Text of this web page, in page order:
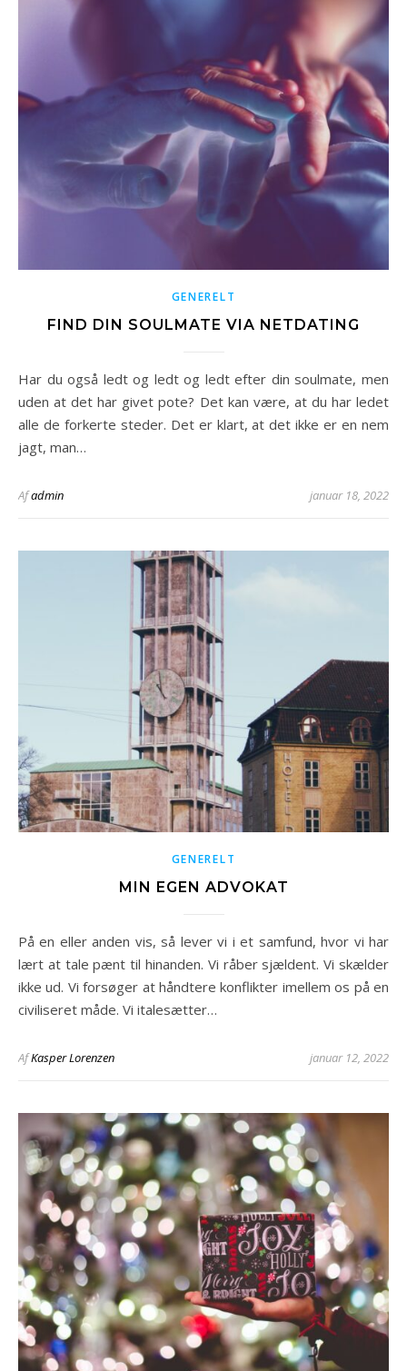
GENERELT
FIND DIN SOULMATE VIA NETDATING
Har du også ledt og ledt og ledt efter din soulmate, men
uden at det har givet pote? Det kan være, at du har ledet
alle de forkerte steder. Det er klart, at det ikke er en nem
jagt, man…
Afadmin januar 18, 2022
GENERELT
MIN EGEN ADVOKAT
På en eller anden vis, så lever vi i et samfund, hvor vi har
lært at tale pænt til hinanden. Vi råber sjældent. Vi skælder
ikke ud. Vi forsøger at håndtere konflikter imellem os på en
civiliseret måde. Vi italesætter…
AfKasper Lorenzen januar 12, 2022